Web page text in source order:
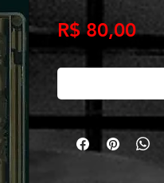
R$ 80,00